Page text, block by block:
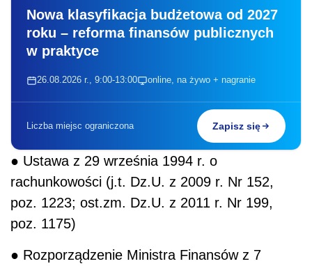
Nowa klasyfikacja budżetowa od 2027
roku – reforma finansów publicznych
w praktyce
26.08.2026 r., 9:00-13:00 online, na żywo + nagranie
Liczba miejsc ograniczona Zapisz się
● Ustawa z 29 września 1994 r. o
rachunkowości (j.t. Dz.U. z 2009 r. Nr 152,
poz. 1223; ost.zm. Dz.U. z 2011 r. Nr 199,
poz. 1175)
● Rozporządzenie Ministra Finansów z 7